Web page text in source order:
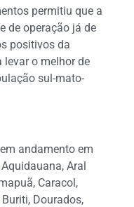
permitiu que a
de operação já de
positivos da
levar o melhor de
sul-mato-
andamento em
Aral
Caracol,
Dourados,